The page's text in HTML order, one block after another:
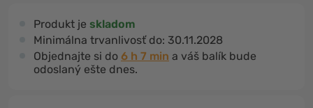
Produkt je skladom
Minimálna trvanlivosť do: 30.11.2028
Objednajte si do 6 h 7 min a váš balík bude
odoslaný ešte dnes.